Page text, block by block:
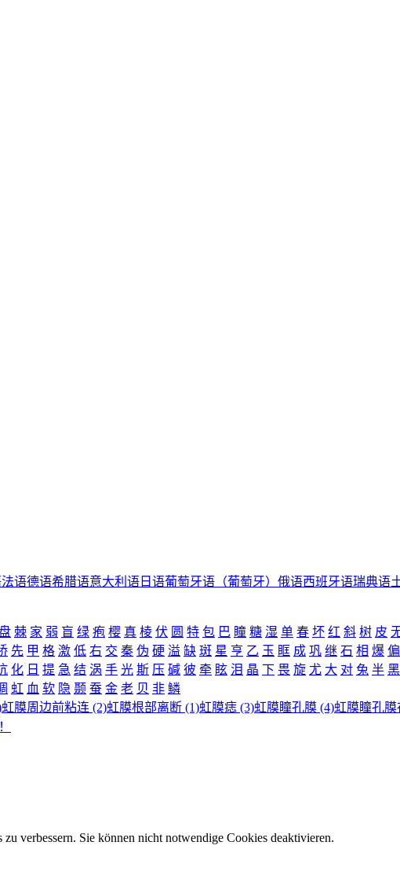
法语德语希腊语意大利语 日语葡萄牙语（葡萄牙） 俄语西班牙语瑞典语
棘 家 弱 盲 绿 疱 樱 真 棱 伏 圆 特 包 巴 瞳 糖 湿 单 春 坏 红 斜 树 皮
先 甲 格 激 低 右 交 秦 伪 硬 溢 缺 斑 星 亨 乙 玉 眶 成 巩 继 石 相 爆 偏
化 日 提 急 结 涡 手 光 斯 压 碱 彼 牵 眩 泪 晶 下 畏 旋 尤 大 对 兔 半 黑
虹 血 软 隐 颞 蚕 金 老 贝 非 鳞
虹膜周边前粘连 (2)虹膜根部离断 (1)虹膜痣 (3)虹膜瞳孔膜 (4)虹膜瞳孔膜
verbessern. Sie können nicht notwendige Cookies deaktivieren.